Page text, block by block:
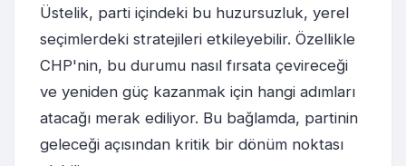
Üstelik, parti içindeki bu huzursuzluk, yerel
seçimlerdeki stratejileri etkileyebilir. Özellikle
CHP'nin, bu durumu nasıl fırsata çevireceği
ve yeniden güç kazanmak için hangi adımları
atacağı merak ediliyor. Bu bağlamda, partinin
geleceği açısından kritik bir dönüm noktası